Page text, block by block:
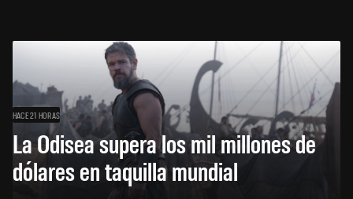
HACE 21 HORAS
La Odisea supera los mil millones de
dólares en taquilla mundial